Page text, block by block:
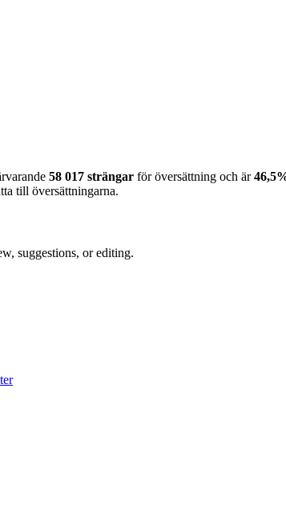
58 017 strängar för översättning och är
till översättningarna.
suggestions, or editing.